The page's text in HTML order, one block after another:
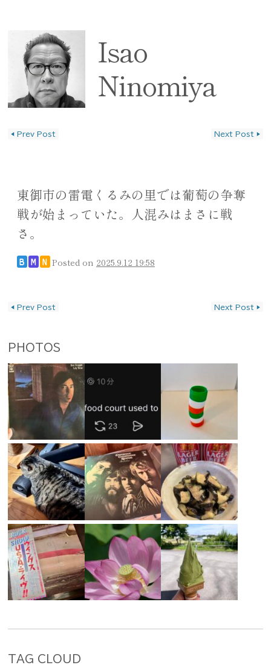
Isao
Ninomiya
◀ Prev Post Next Post ▶
東御市の雷電くるみの里では葡萄の争奪
戦が始まっていた。人混みはまさに戦
さ。
B M N Posted on 2025.9.12 19:58
◀ Prev Post Next Post ▶
PHOTOS
TAG CLOUD